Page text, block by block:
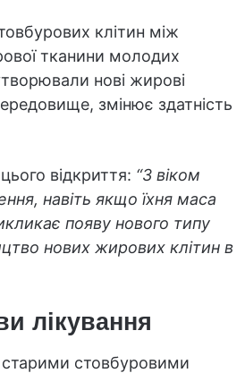
клітин між
тканини молодих
нові жирові
змінює здатність
відкриття: “З віком
навіть якщо їхня маса
появу нового типу
нових жирових клітин в
лікування
старими стовбуровими